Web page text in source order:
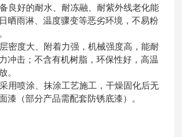
良好的耐水、耐冻融、耐紫外线老化能
晒雨淋、温度骤变等恶劣环境，不易粉
密度大、附着力强，机械强度高，能耐
冲击；不含有机树脂，环保性好，高温
。
用喷涂、抹涂工艺施工，干燥固化后无
漆（部分产品需配套防锈底漆）。